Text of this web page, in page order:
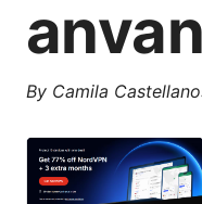
By Camila